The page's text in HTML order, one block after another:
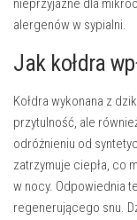
nieprzyjazne dla
alergenów w sypialni.
Jak kołdra
Kołdra wykonana z
przytulność, ale
odróżnieniu od
zatrzymuje ciepła, co
w nocy. Odpowiednia
regenerującego snu.